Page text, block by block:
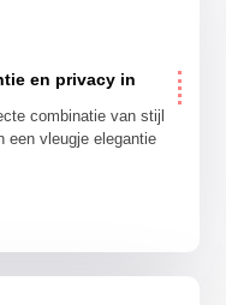
en privacy in
combinatie van stijl
een vleugje elegantie